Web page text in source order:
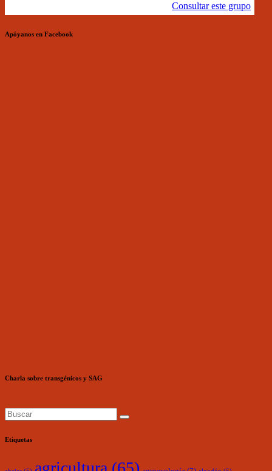
Consultar este grupo
Apóyanos en Facebook
Charla sobre transgénicos y SAG
Etiquetas